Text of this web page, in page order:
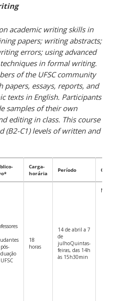
academic writing skills in
papers; writing abstracts;
errors; using advanced
in formal writing.
of the UFSC community
papers, essays, reports, and
texts in English. Participants
samples of their own
editing in class. This course
(B2-C1) levels of written and
Carga-
horária
Período Certificação
18
horas
14 de abril a 7
de
julhoQuintas-
feiras, das 14h
às 15h30min
Mediante: